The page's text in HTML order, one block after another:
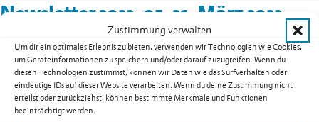
Zustimmung verwalten
Um dir ein optimales Erlebnis zu bieten, verwenden wir Technologien wie Cookies,
um Geräteinformationen zu speichern und/oder darauf zuzugreifen. Wenn du
diesen Technologien zustimmst, können wir Daten wie das Surfverhalten oder
eindeutige IDs auf dieser Website verarbeiten. Wenn du deine Zustimmung nicht
erteilst oder zurückziehst, können bestimmte Merkmale und Funktionen
beeinträchtigt werden.
Newsletter 2022-05, 31. März 2022
Newsletter 2022-05, 31. März 2022 als PDF herunterladen
Zur Übersicht der Downloads
Gemeinde Eschen-Nendeln